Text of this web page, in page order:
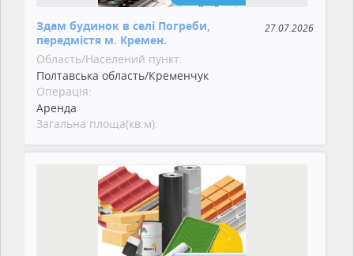
Здам будинок в селі Погреби,
передмістя м. Кремен.
27.07.2026
Область/Населений пункт:
Полтавська область/Кременчук
Операція:
Аренда
Загальна площа(кв.м):